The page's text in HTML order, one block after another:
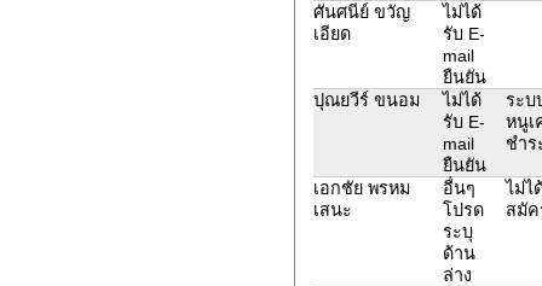
ศันศนีย์ ขวัญ
เอียด
ไม่ได้
รับ E-
mail
ยืนยัน
ปุณยวีร์ ขนอม
ไม่ได้
รับ E-
mail
ยืนยัน
ระบ
หนูเ
ชำร
เอกชัย พรหม
เสนะ
อื่นๆ
โปรด
ระบุ
ด้าน
ล่าง
ไม่ไ
สมัค